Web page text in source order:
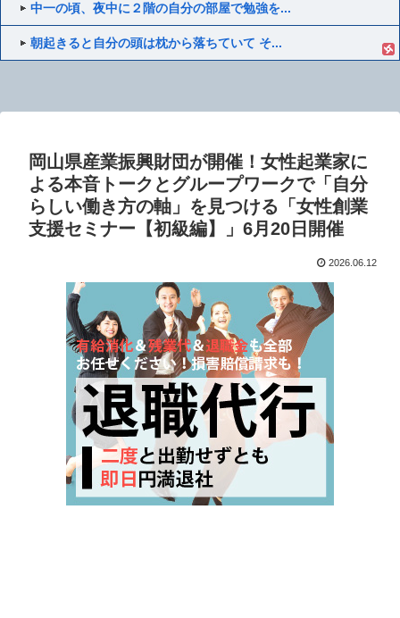
中一の頃、夜中に２階の自分の部屋で勉強を...
朝起きると自分の頭は枕から落ちていて そ...
岡山県産業振興財団が開催！女性起業家に
よる本音トークとグループワークで「自分
らしい働き方の軸」を見つける「女性創業
支援セミナー【初級編】」6月20日開催
2026.06.12